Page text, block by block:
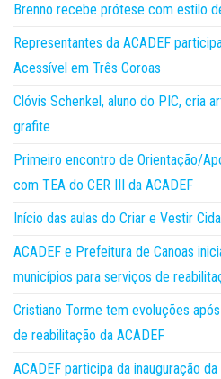
Brenno recebe prótese com estilo
Representantes da ACADEF
Acessível em Três Coroas
Clóvis Schenkel, aluno do PIC, cria
grafite
Primeiro encontro de Orientação/
com TEA do CER III da ACADEF
Início das aulas do Criar e Vestir
ACADEF e Prefeitura de Canoas
municípios para serviços de
Cristiano Torme tem evoluções
de reabilitação da ACADEF
ACADEF participa da inauguração